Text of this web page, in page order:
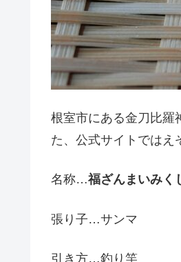
根室市にある金刀比羅
た、公式サイトではえ
名称…福ざんまいみく
張り子…サンマ
引き方…釣り竿